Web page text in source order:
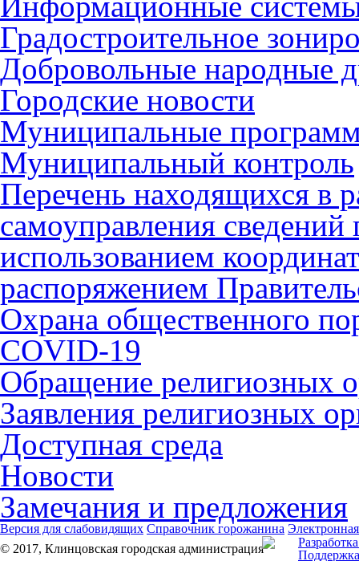
Градостроительное
Добровольные народные
Городские новости
Муниципальные
Муниципальный контроль
Перечень находящихся в
самоуправления
использованием
распоряжением
Охрана общественного
COVID-19
Обращение религиозных
Заявления религиозных
Доступная среда
Новости
Замечания и предложения
Версия для слабовидящих Справочник горожанина
© 2017, Клинцовская городская администрация